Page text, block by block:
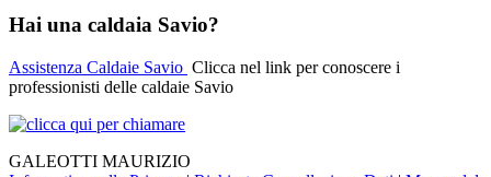
Hai una caldaia Savio?
Assistenza Caldaie Savio Clicca nel link per conoscere i
professionisti delle caldaie Savio
GALEOTTI MAURIZIO